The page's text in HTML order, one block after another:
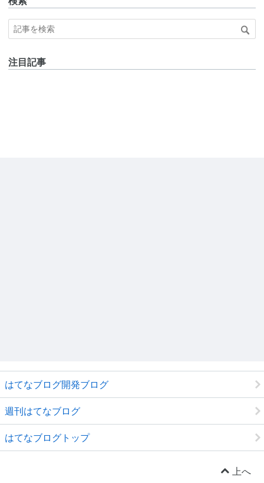
注目記事
はてなブログ開発ブログ
週刊はてなブログ
はてなブログトップ
上へ